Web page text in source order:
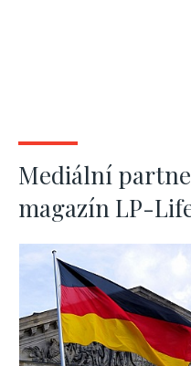
Mediální
magazín LP-